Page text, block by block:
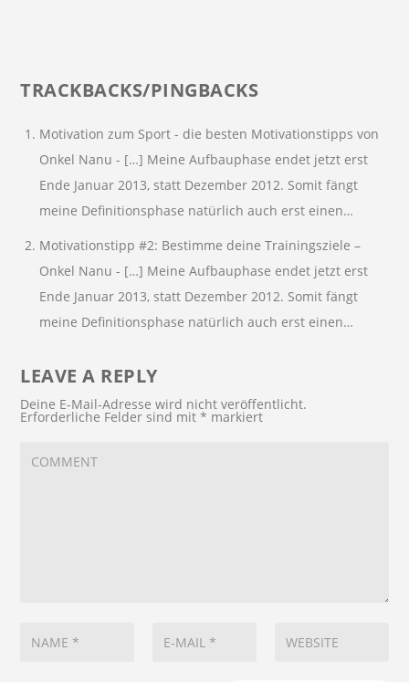
TRACKBACKS/PINGBACKS
Motivation zum Sport - die besten Motivationstipps von
Onkel Nanu - […] Meine Aufbauphase endet jetzt erst
Ende Januar 2013, statt Dezember 2012. Somit fängt
meine Definitionsphase natürlich auch erst einen…
Motivationstipp #2: Bestimme deine Trainingsziele –
Onkel Nanu - […] Meine Aufbauphase endet jetzt erst
Ende Januar 2013, statt Dezember 2012. Somit fängt
meine Definitionsphase natürlich auch erst einen…
LEAVE A REPLY
Deine E-Mail-Adresse wird nicht veröffentlicht.
Erforderliche Felder sind mit* markiert